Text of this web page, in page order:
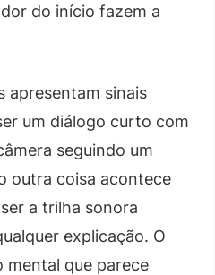
do início fazem a
apresentam sinais
um diálogo curto com
seguindo um
outra coisa acontece
a trilha sonora
explicação. O
mental que parece